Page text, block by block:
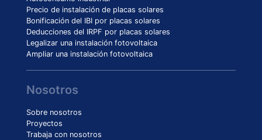
Precio de instalación de placas solares
Bonificación del IBI por placas solares
Deducciones del IRPF por placas solares
Legalizar una instalación fotovoltaica
Ampliar una instalación fotovoltaica
Nosotros
Sobre nosotros
Proyectos
Trabaja con nosotros